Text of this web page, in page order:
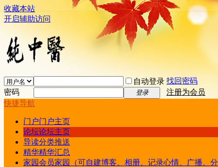
收藏本站
开启辅助访问
自动登录 找回密码
密码
登录
注册为会员
快捷导航
门户门户主页
论坛论坛主页
导读分类推送
精华精华汇总
家园会员家园（可自建博客、相册、记录心情、广播、